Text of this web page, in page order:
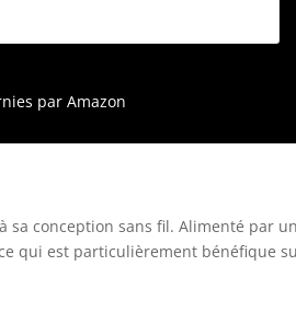
multi-marques AMPShare.
supplémentaire, butée de
par Amazon
sa conception sans fil. Alimenté par
qui est particulièrement bénéfique